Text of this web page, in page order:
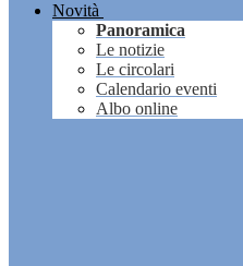
Novità
Panoramica
Le notizie
Le circolari
Calendario eventi
Albo online